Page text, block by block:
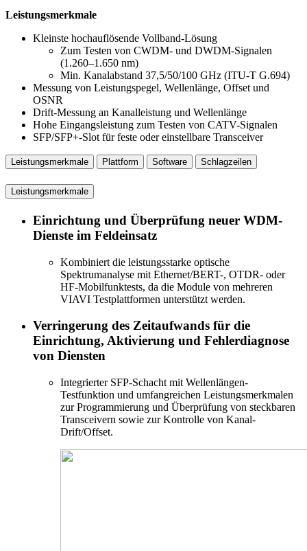
Leistungsmerkmale
Kleinste hochauflösende Vollband-Lösung
Zum Testen von CWDM- und DWDM-Signalen
(1.260–1.650 nm)
Min. Kanalabstand 37,5/50/100 GHz (ITU-T G.694)
Messung von Leistungspegel, Wellenlänge, Offset und
OSNR
Drift-Messung an Kanalleistung und Wellenlänge
Hohe Eingangsleistung zum Testen von CATV-Signalen
SFP/SFP+-Slot für feste oder einstellbare Transceiver
Leistungsmerkmale Plattform Software Schlagzeilen
Leistungsmerkmale
Einrichtung und Überprüfung neuer WDM-
Dienste im Feldeinsatz
Kombiniert die leistungsstarke optische
Spektrumanalyse mit Ethernet/BERT-, OTDR- oder
HF-Mobilfunktests, da die Module von mehreren
VIAVI Testplattformen unterstützt werden.
Verringerung des Zeitaufwands für die
Einrichtung, Aktivierung und Fehlerdiagnose
von Diensten
Integrierter SFP-Schacht mit Wellenlängen-
Testfunktion und umfangreichen Leistungsmerkmalen
zur Programmierung und Überprüfung von steckbaren
Transceivern sowie zur Kontrolle von Kanal-
Drift/Offset.